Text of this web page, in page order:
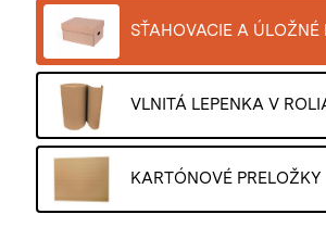
SŤAHOVACIE A ÚLOŽNÉ
VLNITÁ LEPENKA V
KARTÓNOVÉ PRELOŽKY